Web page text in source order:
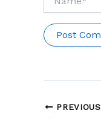
PREVIOUS